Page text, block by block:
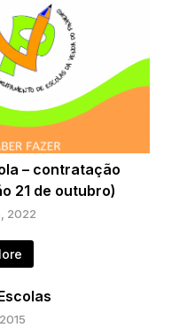
– contratação
21 de outubro)
2022